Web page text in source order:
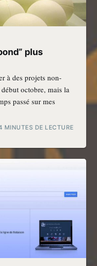
plus
à des projets non-
octobre, mais la
passé sur mes
MINUTES DE LECTURE